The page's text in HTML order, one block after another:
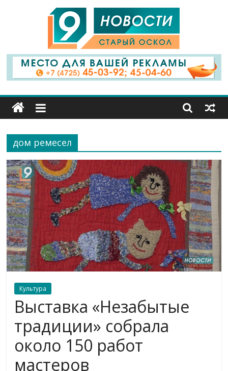
9
Канал
Старый
Оскол
дом ремесел
Культура
Выставка «Незабытые
традиции» собрала
около 150 работ
мастеров